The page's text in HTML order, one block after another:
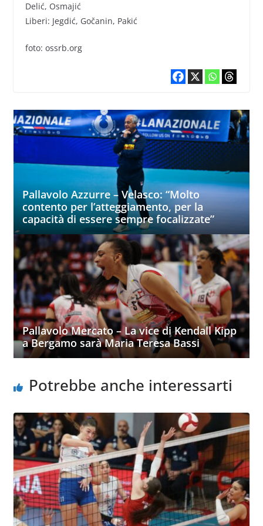
Delić, Osmajić
Liberi: Jegdić, Gočanin, Pakić
foto: ossrb.org
Pallavolo Azzurre – Velasco: “Molto
contento per l’atteggiamento, per la
capacità di essere sempre focalizzate”
Pallavolo Mercato – La vice di Kendall Kipp
a Bergamo sarà Maria Teresa Bassi
Potrebbe anche interessarti